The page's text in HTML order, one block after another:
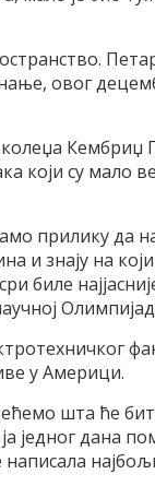
овог
Кембриџ
који су мало
прилику да
и знају на
биле
у Америци.
шта ће
једног дана
написала